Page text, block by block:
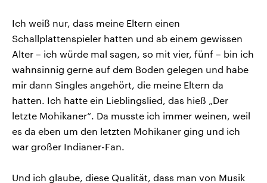
Ich weiß nur, dass meine Eltern einen
Schallplattenspieler hatten und ab einem gewissen
Alter – ich würde mal sagen, so mit vier, fünf – bin ich
wahnsinnig gerne auf dem Boden gelegen und habe
mir dann Singles angehört, die meine Eltern da
hatten. Ich hatte ein Lieblingslied, das hieß „Der
letzte Mohikaner“. Da musste ich immer weinen, weil
es da eben um den letzten Mohikaner ging und ich
war großer Indianer-Fan.
Und ich glaube, diese Qualität, dass man von Musik